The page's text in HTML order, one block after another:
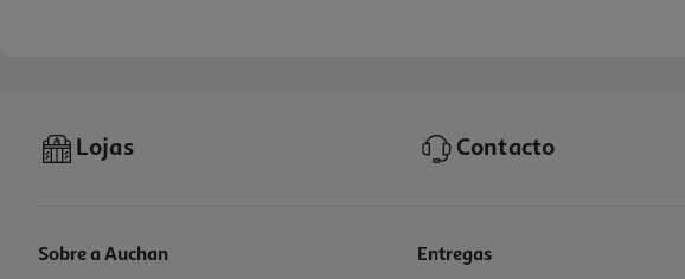
Lojas Contacto
Sobre a Auchan Entregas